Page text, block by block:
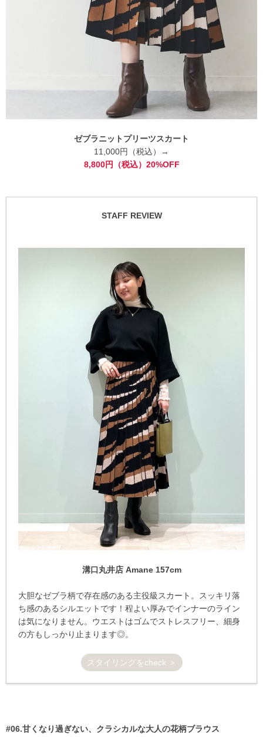
ゼブラニットプリーツスカート
11,000円（税込）→
8,800円（税込）20%OFF
STAFF REVIEW
溝口丸井店 Amane 157cm
大胆なゼブラ柄で存在感のある主役級スカート。スッキリ落
ち感のあるシルエットです！程よい厚みでインナーのライン
は気になりません。ウエストはゴムでストレスフリー、細身
の方もしっかり止まります◎。
スタイリングをcheck ＞
#06.甘くなり過ぎない、クラシカルな大人の花柄ブラウス